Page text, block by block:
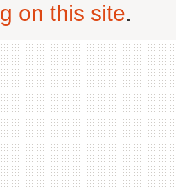
on this site.